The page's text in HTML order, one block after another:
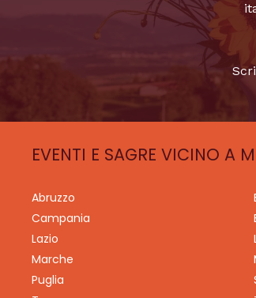
EVENTI E SAGRE VICINO A
Abruzzo
Campania
Lazio
Marche
Puglia